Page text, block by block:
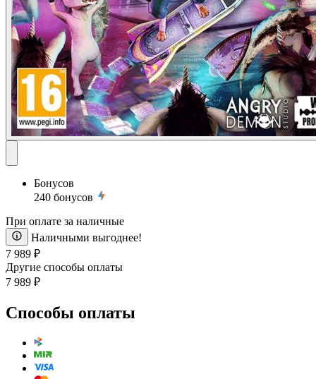
Бонусов
240 бонусов
При оплате за наличные
Наличными выгоднее!
7 989 ₽
Другие способы оплаты
7 989 ₽
Способы оплаты